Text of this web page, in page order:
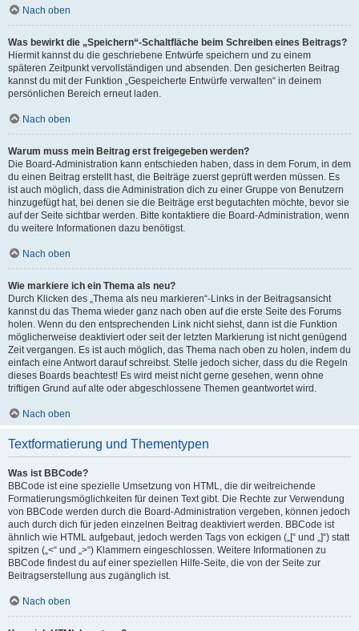
Nach oben
Was bewirkt die „Speichern“-Schaltfläche beim Schreiben eines Beitrags?
Hiermit kannst du die geschriebene Entwürfe speichern und zu einem
späteren Zeitpunkt vervollständigen und absenden. Den gesicherten Beitrag
kannst du mit der Funktion „Gespeicherte Entwürfe verwalten“ in deinem
persönlichen Bereich erneut laden.
Nach oben
Warum muss mein Beitrag erst freigegeben werden?
Die Board-Administration kann entschieden haben, dass in dem Forum, in dem
du einen Beitrag erstellt hast, die Beiträge zuerst geprüft werden müssen. Es
ist auch möglich, dass die Administration dich zu einer Gruppe von Benutzern
hinzugefügt hat, bei denen sie die Beiträge erst begutachten möchte, bevor sie
auf der Seite sichtbar werden. Bitte kontaktiere die Board-Administration, wenn
du weitere Informationen dazu benötigst.
Nach oben
Wie markiere ich ein Thema als neu?
Durch Klicken des „Thema als neu markieren“-Links in der Beitragsansicht
kannst du das Thema wieder ganz nach oben auf die erste Seite des Forums
holen. Wenn du den entsprechenden Link nicht siehst, dann ist die Funktion
möglicherweise deaktiviert oder seit der letzten Markierung ist nicht genügend
Zeit vergangen. Es ist auch möglich, das Thema nach oben zu holen, indem du
einfach eine Antwort darauf schreibst. Stelle jedoch sicher, dass du die Regeln
dieses Boards beachtest! Es wird meist nicht gerne gesehen, wenn ohne
triftigen Grund auf alte oder abgeschlossene Themen geantwortet wird.
Nach oben
Textformatierung und Thementypen
Was ist BBCode?
BBCode ist eine spezielle Umsetzung von HTML, die dir weitreichende
Formatierungsmöglichkeiten für deinen Text gibt. Die Rechte zur Verwendung
von BBCode werden durch die Board-Administration vergeben, können jedoch
auch durch dich für jeden einzelnen Beitrag deaktiviert werden. BBCode ist
ähnlich wie HTML aufgebaut, jedoch werden Tags von eckigen („[“ und „]“) statt
spitzen („<“ und „>“) Klammern eingeschlossen. Weitere Informationen zu
BBCode findest du auf einer speziellen Hilfe-Seite, die von der Seite zur
Beitragserstellung aus zugänglich ist.
Nach oben